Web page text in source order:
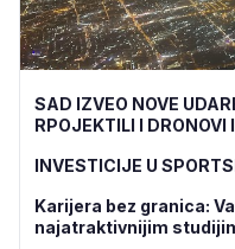
SAD IZVEO NOVE
RPOJEKTILI I
INVESTICIJE U
Karijera bez granica:
najatraktivnijim